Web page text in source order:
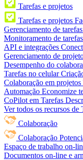
Tarefas e projetos
Tarefas e projetos
Gerenciamento de tarefas
Monitoramento de tarefas
API e integrações
Gerenciamento de
Desempenho do
Tarefas no celular
Colaboração em projetos
Automação Economize
CoPilot em Tarefas
Ver todos os recursos de
Colaboração
Colaboração
Espaço de trabalho on-
Documentos on-line e